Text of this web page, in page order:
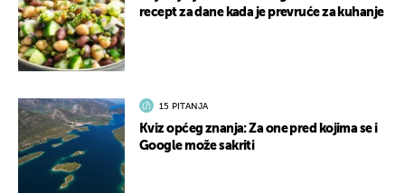
recept za dane kada je prevruće za kuhanje
15 PITANJA
Kviz općeg znanja: Za one pred kojima se i
Google može sakriti